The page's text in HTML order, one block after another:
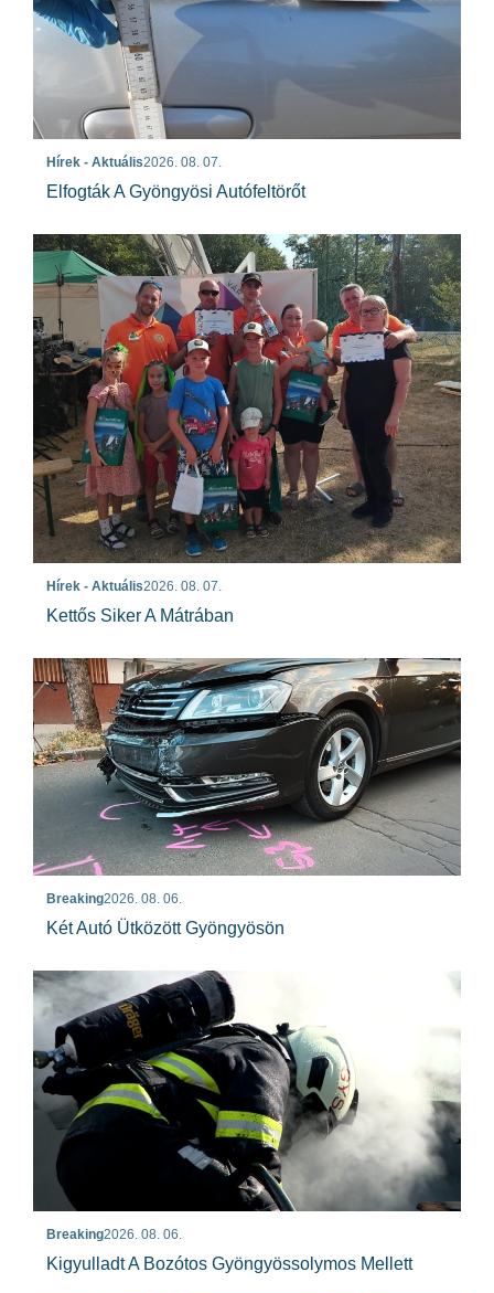
Hírek - Aktuális2026. 08. 07.
Elfogták A Gyöngyösi Autófeltörőt
Hírek - Aktuális2026. 08. 07.
Kettős Siker A Mátrában
Breaking2026. 08. 06.
Két Autó Ütközött Gyöngyösön
Breaking2026. 08. 06.
Kigyulladt A Bozótos Gyöngyössolymos Mellett